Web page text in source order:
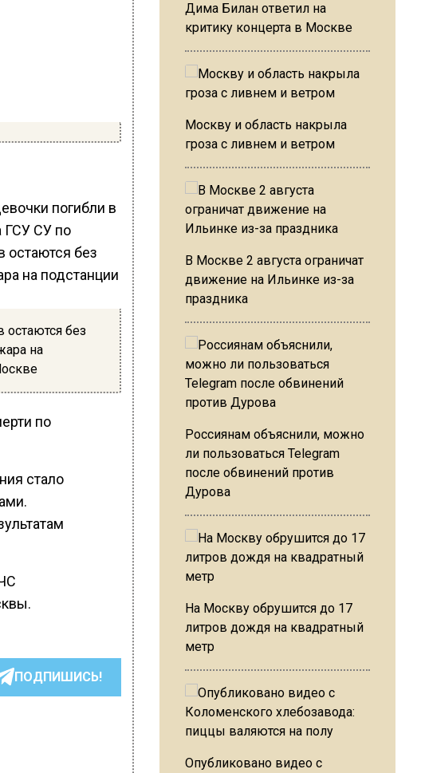
погибли в
ГСУ СУ по
без
на
по
стало
ПОДПИШИСЬ!
Дима Билан ответил на
критику концерта в Москве
Москву и область накрыла
гроза с ливнем и ветром
В Москве 2 августа ограничат
движение на Ильинке из-за
праздника
Россиянам объяснили, можно
ли пользоваться Telegram
после обвинений против
Дурова
На Москву обрушится до 17
литров дождя на квадратный
метр
Опубликовано видео с